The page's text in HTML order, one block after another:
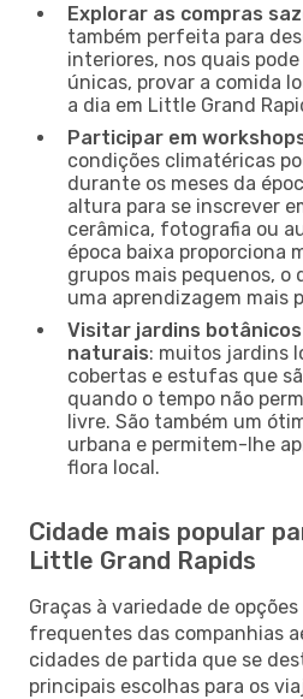
Explorar as compras
também perfeita para
interiores, nos quais
únicas, provar a comida
a dia em Little Grand
Participar em
condições climatéricas
durante os meses da
altura para se inscrever
cerâmica, fotografia ou
época baixa proporciona
grupos mais pequenos, o
uma aprendizagem mais
Visitar jardins
naturais: muitos jardins
cobertas e estufas que
quando o tempo não
livre. São também um
urbana e permitem-lhe
flora local.
Cidade mais popular
Little Grand Rapids
Graças à variedade de
frequentes das companhias
cidades de partida que se
principais escolhas para os